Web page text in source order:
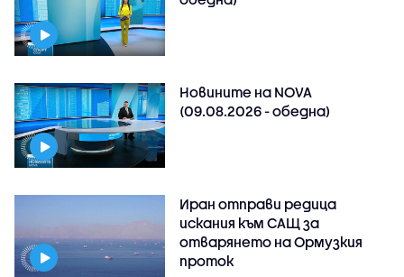
Новините на NOVA
(09.08.2026 - обедна)
Иран отправи редица
искания към САЩ за
отварянето на Ормузкия
проток